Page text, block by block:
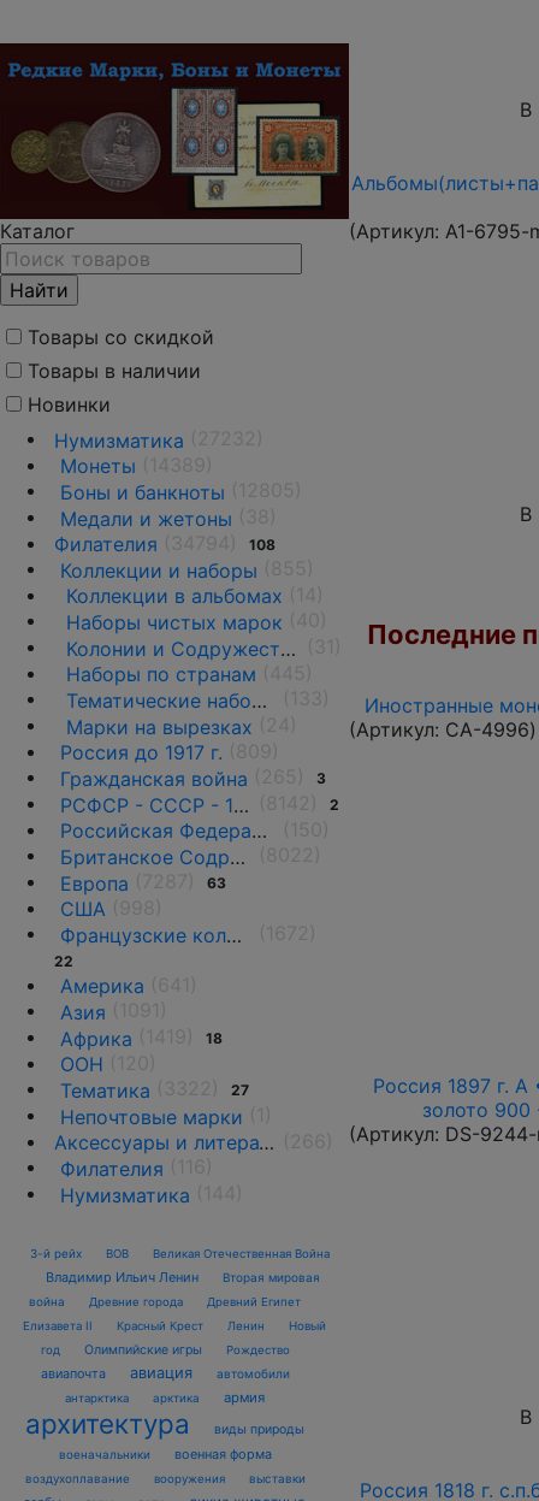
Каталог
Товары со скидкой
Товары в наличии
Новинки
Нумизматика
Монеты
Боны и банкноты
Медали и жетоны
Филателия
108
Коллекции и наборы
Коллекции в альбомах
Наборы чистых марок
Колонии и Содружества
Наборы по странам
Тематические наборы и коллекции •
Марки на вырезках
Россия до 1917 г.
Гражданская война
3
РСФСР - СССР - 1918 - 1991 2
Российская Федерация(1992 г.-н.д.)
Британское Содружество
Европа
63
США
Французские колонии и территории
22
Америка
Азия
Африка
18
ООН
Тематика
27
Непочтовые марки
Аксессуары и литература
Филателия
Нумизматика
3-й рейх ВОВ Великая Отечественная Война
Владимир Ильич Ленин
Вторая мировая
война
Древние города
Древний Египет
Елизавета II
Красный Крест Ленин
Новый
год
Олимпийские игры Рождество
авиапочта авиация автомобили
антарктика арктика армия
архитектура виды природы
военачальники военная форма
воздухоплавание вооружения выставки
В
(Артикул: A1-6795-
В
Последние
Иностранные
(Артикул: CA-4996)
Россия 1897 г.
золото 900
(Артикул: DS-
В
Россия 1818 г.